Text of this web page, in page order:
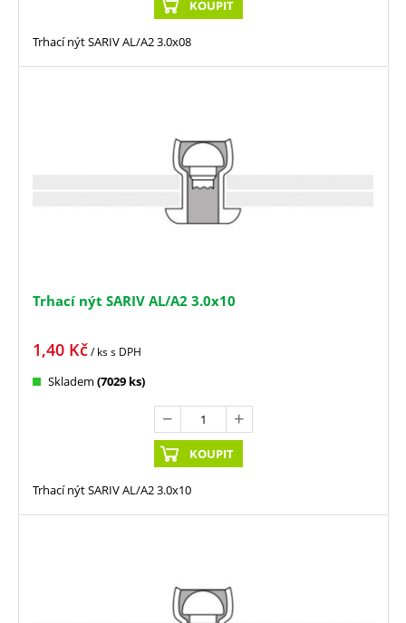
KOUPIT
Trhací nýt SARIV AL/A2 3.0x08
Trhací nýt SARIV AL/A2 3.0x10
1,40 Kč/ kss DPH
Skladem (7029 ks)
KOUPIT
Trhací nýt SARIV AL/A2 3.0x10